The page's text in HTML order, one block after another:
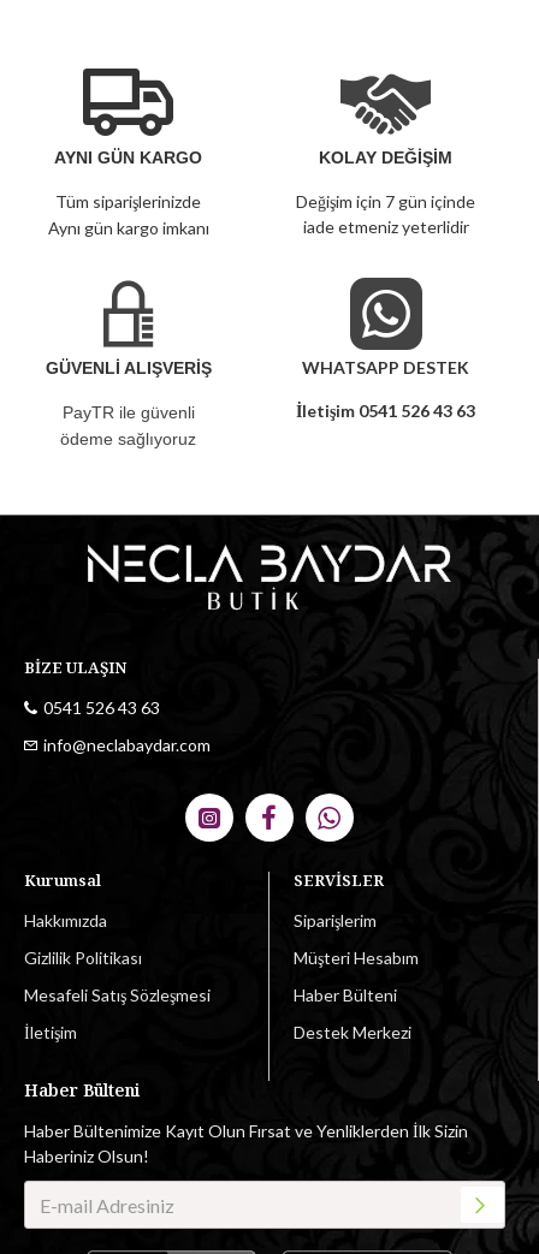
AYNI GÜN KARGO
Tüm siparişlerinizde
Aynı gün kargo imkanı
KOLAY DEĞİŞİM
Değişim için 7 gün içinde
iade etmeniz yeterlidir
GÜVENLİ ALIŞVERİŞ
PayTR ile güvenli
ödeme sağlıyoruz
WHATSAPP DESTEK
İletişim 0541 526 43 63
BİZE ULAŞIN
0541 526 43 63
info@neclabaydar.com
Kurumsal
Hakkımızda
Gizlilik Politikası
Mesafeli Satış Sözleşmesi
İletişim
SERVİSLER
Siparişlerim
Müşteri Hesabım
Haber Bülteni
Destek Merkezi
Haber Bülteni
Haber Bültenimize Kayıt Olun Fırsat ve Yenliklerden İlk Sizin
Haberiniz Olsun!